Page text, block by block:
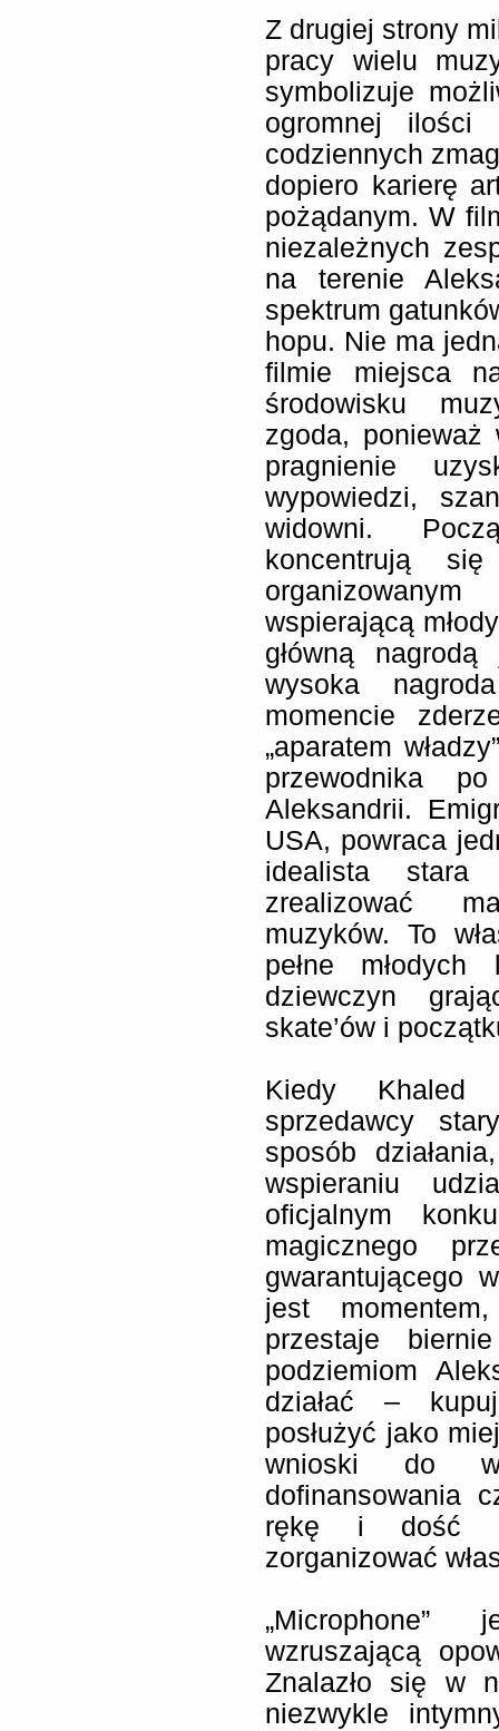
Z drugiej strony
pracy wielu
symbolizuje
ogromnej
codziennych
dopiero karierę
pożądanym. W
niezależnych
na terenie
spektrum
hopu. Nie ma
filmie miejsca
środowisku
zgoda, ponieważ
pragnienie
wypowiedzi,
widowni.
koncentrują
wspierającą
główną
wysoka
momencie
„aparatem
przewodnika
Aleksandrii.
USA, powraca
idealista
zrealizować
muzyków. To
pełne
dziewczyn
skate’ów i
Kiedy Khaled
sprzedawcy
sposób
wspieraniu
oficjalnym
magicznego
gwarantującego
jest
przestaje
podziemiom
działać –
posłużyć jako
wnioski do
dofinansowania
rękę i dość
zorganizować
„Microphone”
wzruszającą
Znalazło się w
niezwykle